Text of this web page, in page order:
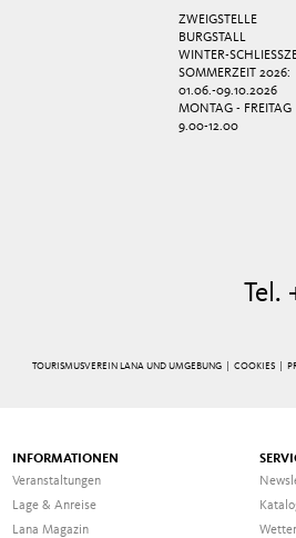
ZWEIGSTELLE
BURGSTALL
WINTER-
SOMMERZEIT 2026:
01.06.-09.10.2026
MONTAG - FREITAG
9.00-12.00
Tel.
TOURISMUSVEREIN LANA UND UMGEBUNG | COOKIES|
INFORMATIONEN
Veranstaltungen
Lage & Anreise
Lana Magazin
Wetter